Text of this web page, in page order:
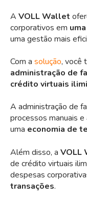
A VOLL Wallet
corporativos em
uma gestão mais
Com a solução, você
administração de
crédito virtuais
A administração de
processos manuais
uma economia de
Além disso, a VOLL
de crédito virtuais
despesas
transações.